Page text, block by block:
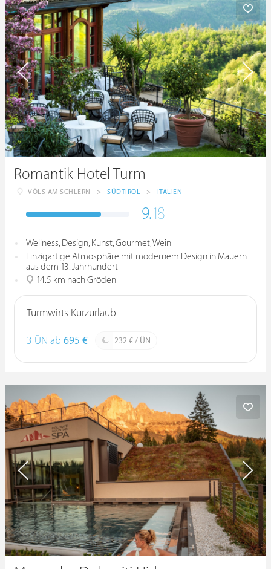
Romantik Hotel Turm
VÖLS AM SCHLERN > SÜDTIROL > ITALIEN
9.18
Wellness, Design, Kunst, Gourmet, Wein
Einzigartige Atmosphäre mit modernem Design in Mauern
aus dem 13. Jahrhundert
14.5 km nach Gröden
Turmwirts Kurzurlaub
3 ÜN ab 695 € 232 € / ÜN